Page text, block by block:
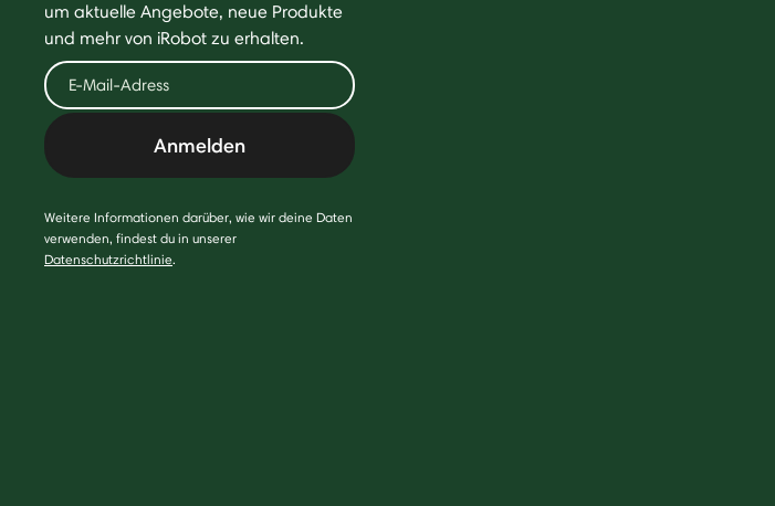
um aktuelle Angebote, neue Produkte
und mehr von iRobot zu erhalten.
Anmelden
Weitere Informationen darüber, wie wir deine Daten
verwenden, findest du in unserer
Datenschutzrichtlinie.